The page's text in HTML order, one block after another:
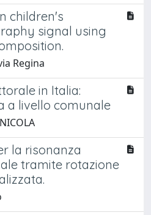
children's
signal using
Regina
in Italia:
a livello comunale
la risonanza
tramite rotazione